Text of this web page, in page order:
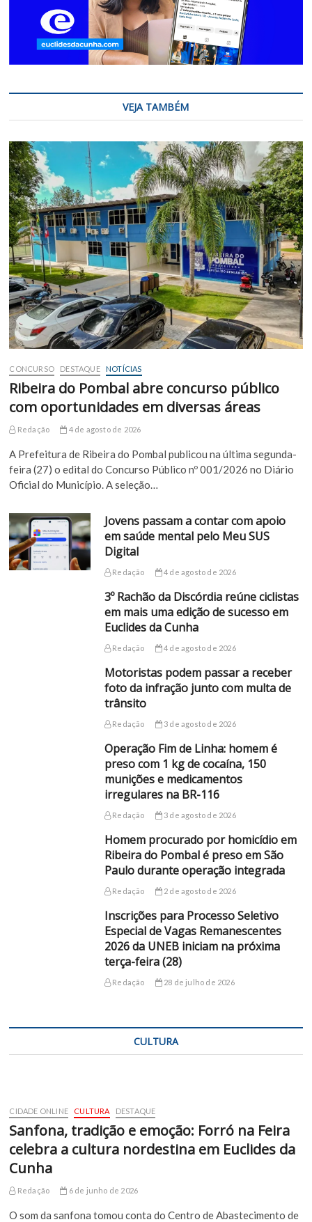
VEJA TAMBÉM
CONCURSO DESTAQUE NOTÍCIAS
Ribeira do Pombal abre concurso público
com oportunidades em diversas áreas
Redação 4 de agosto de 2026
A Prefeitura de Ribeira do Pombal publicou na última segunda-
feira (27) o edital do Concurso Público nº 001/2026 no Diário
Oficial do Município. A seleção…
Jovens passam a contar com apoio
em saúde mental pelo Meu SUS
Digital
Redação 4 de agosto de 2026
3º Rachão da Discórdia reúne ciclistas
em mais uma edição de sucesso em
Euclides da Cunha
Redação 4 de agosto de 2026
Motoristas podem passar a receber
foto da infração junto com multa de
trânsito
Redação 3 de agosto de 2026
Operação Fim de Linha: homem é
preso com 1 kg de cocaína, 150
munições e medicamentos
irregulares na BR-116
Redação 3 de agosto de 2026
Homem procurado por homicídio em
Ribeira do Pombal é preso em São
Paulo durante operação integrada
Redação 2 de agosto de 2026
Inscrições para Processo Seletivo
Especial de Vagas Remanescentes
2026 da UNEB iniciam na próxima
terça-feira (28)
Redação 28 de julho de 2026
CULTURA
CIDADE ONLINE CULTURA DESTAQUE
Sanfona, tradição e emoção: Forró na Feira
celebra a cultura nordestina em Euclides da
Cunha
Redação 6 de junho de 2026
O som da sanfona tomou conta do Centro de Abastecimento de